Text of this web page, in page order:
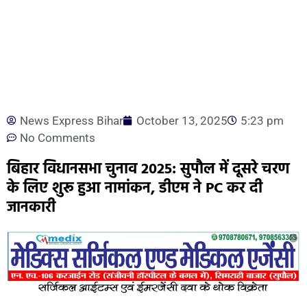
News Express Bihar October 13, 2025
5:23 pm
No Comments
बिहार विधानसभा चुनाव 2025: सुपौल में दूसरे चरण
के लिए शुरू हुआ नामांकन, डीएम ने PC कर दी
जानकारी